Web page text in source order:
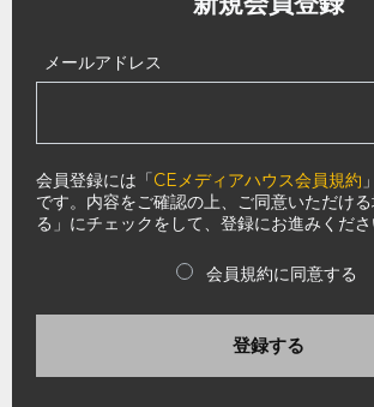
メールアドレス
会員登録には「CEメディアハウス会員規約
です。内容をご確認の上、ご同意いただけ
る」にチェックをして、登録にお進みくださ
会員規約に同意する
登録する